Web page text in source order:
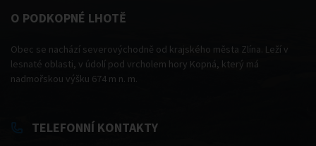
O PODKOPNÉ LHOTĚ
Obec se nachází severovýchodně od krajského města Zlína. Leží v
lesnaté oblasti, v údolí pod vrcholem hory Kopná, který má
nadmořskou výšku 674 m n. m.
TELEFONNÍ KONTAKTY